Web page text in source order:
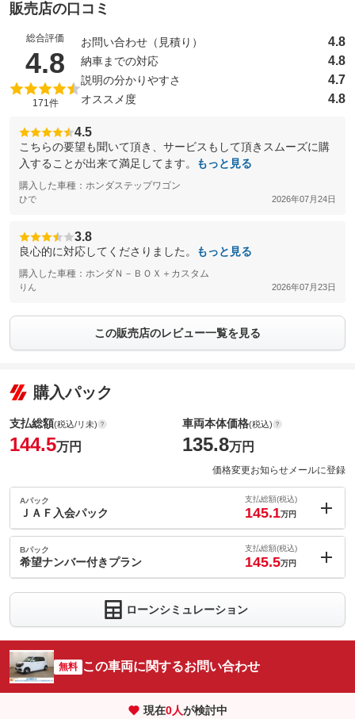
販売店の口コミ
総合評価
4.8 （5点満点中）
171件
お問い合わせ（見積り） 4.8
納車までの対応 4.8
説明の分かりやすさ 4.7
オススメ度 4.8
4.5
こちらの要望も聞いて頂き、サービスもして頂きスムーズに購
入することが出来て満足してます。
もっと見る
購入した車種：ホンダステップワゴン
ひで 2026年07月24日
3.8
良心的に対応してくださりました。 もっと見る
購入した車種：ホンダＮ－ＢＯＸ＋カスタム
りん 2026年07月23日
この販売店のレビュー一覧を見る
購入パック
支払総額(税込/リ未)
144.5万円
車両本体価格(税込)
135.8万円
価格変更お知らせメールに登録
Aパック
ＪＡＦ入会パック
支払総額(税込)
145.1万円
内：オプシ
ョン価格
(税込)
車両本体価
パック内容
安心・安全のロードサービス内容！バッテリー上がりやタイヤの
パンク、故障時の牽引など充実サポートが盛りだくさん！！
Bパック
希望ナンバー付きプラン
支払総額(税込)
145.5万円
1
車両本体価
格
ローンシミュレーション
無料 この車両に関するお問い合わせ
現在0人が検討中